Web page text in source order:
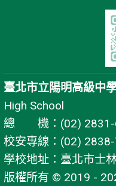
臺北市立陽明高級中
High School
總 機：(02) 2831-
校安專線：(02)
學校地址：臺北市士
版權所有 © 2019 -